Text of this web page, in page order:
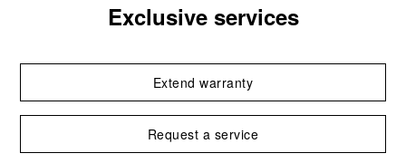
Exclusive services
Extend warranty
Request a service